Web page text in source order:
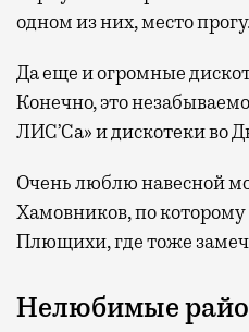
одном из них, место
Да еще и огромные
Конечно, это
ЛИС’Cа» и дискотеки во
Очень люблю навесной
Хамовников, по
Плющихи, где тоже
Нелюбимые